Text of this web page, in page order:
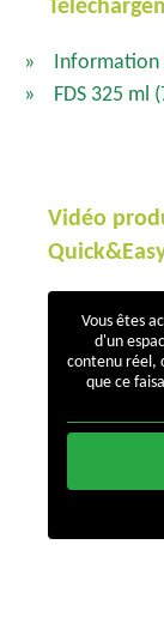
Information
FDS 325 ml
Vidéo
Vous êtes
d'un
contenu réel,
que ce